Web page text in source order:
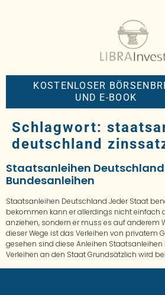
KOSTENLOSER
UND E-BOOK
Schlagwort:
deutschland
Staatsanleihen
Bundesanleihen
Staatsanleihen Deutschland Jeder Staat
bekommen kann er allerdings nicht einfach
anziehen, sondern er muss es auf anderem
dieser Wege ist das Verleihen von privatem
gesehen sind diese Anleihen
Verleihen an den Staat Grundsätzlich wird